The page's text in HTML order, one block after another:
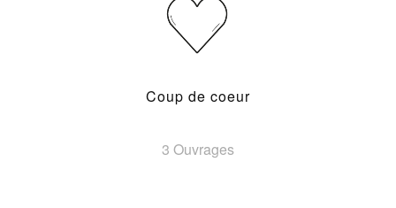
Coup de coeur
3 Ouvrages